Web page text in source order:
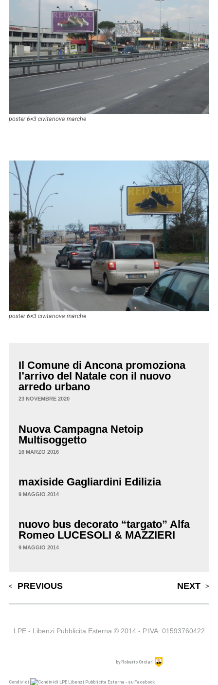
poster 6×3 civitanova marche
poster 6×3 civitanova marche
Il Comune di Ancona promoziona
l’arrivo del Natale con il nuovo
arredo urbano
23 NOVEMBRE 2020
Nuova Campagna Netoip
Multisoggetto
16 MARZO 2016
maxiside Gagliardini Edilizia
9 MAGGIO 2014
nuovo bus decorato “targato” Alfa
Romeo LUCESOLI & MAZZIERI
9 MAGGIO 2014
Post navigation
PREVIOUS NEXT
LPE - Libenzi Pubblicita Esterna © 2014 - P.IVA: 01593760422
by Roberto Orciari
Condividi